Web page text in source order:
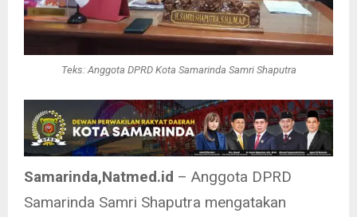
Teks: Anggota DPRD Kota Samarinda Samri Shaputra
Samarinda,Natmed.id – Anggota DPRD
Samarinda Samri Shaputra mengatakan